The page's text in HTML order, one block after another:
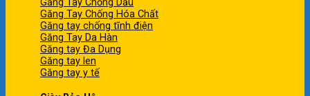
Găng Tay Chống Hóa Chất
Găng tay chống tĩnh điện
Găng Tay Da Hàn
Găng tay Đa Dụng
Găng tay len
Găng tay y tế